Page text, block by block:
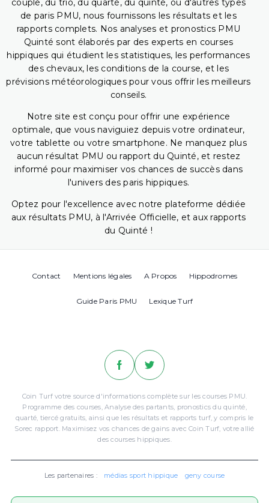
couplé, du trio, du quarté, du quinté, ou d'autres types
de paris PMU, nous fournissons les résultats et les
rapports complets. Nos analyses et pronostics PMU
Quinté sont élaborés par des experts en courses
hippiques qui étudient les statistiques, les performances
des chevaux, les conditions de la course, et les
prévisions météorologiques pour vous offrir les meilleurs
conseils.
Notre site est conçu pour offrir une expérience
optimale, que vous naviguiez depuis votre ordinateur,
votre tablette ou votre smartphone. Ne manquez plus
aucun résultat PMU ou rapport du Quinté, et restez
informé pour maximiser vos chances de succès dans
l'univers des paris hippiques.
Optez pour l'excellence avec notre plateforme dédiée
aux résultats PMU, à l'Arrivée Officielle, et aux rapports
du Quinté !
Contact Mentions légales A Propos Hippodromes
Guide Paris PMU Lexique Turf
Coin Turf votre source d'informations complète sur les courses PMU.
Programme des courses, Analyse des partants, pronostics du quinté,
quarté, tiercé gratuits, ainsi que les résultats et rapports turf, y compris le
Sorec rapport. Maximisez vos chances de gains avec Coin Turf, votre allié
des courses hippiques.
Les partenaires : médias sport hippique geny course